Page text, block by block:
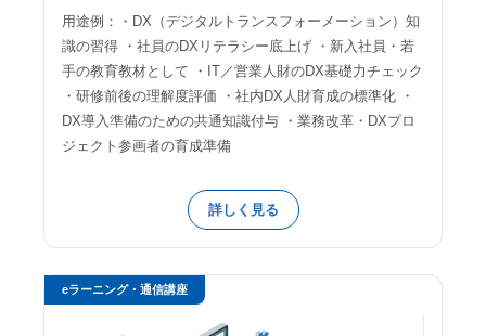
用途例：・DX（デジタルトランスフォーメーション）知
識の習得 ・社員のDXリテラシー底上げ ・新入社員・若
手の教育教材として ・IT／営業人財のDX基礎力チェック
・研修前後の理解度評価 ・社内DX人財育成の標準化 ・
DX導入準備のための共通知識付与 ・業務改革・DXプロ
ジェクト参画者の育成準備
詳しく見る
eラーニング・通信講座